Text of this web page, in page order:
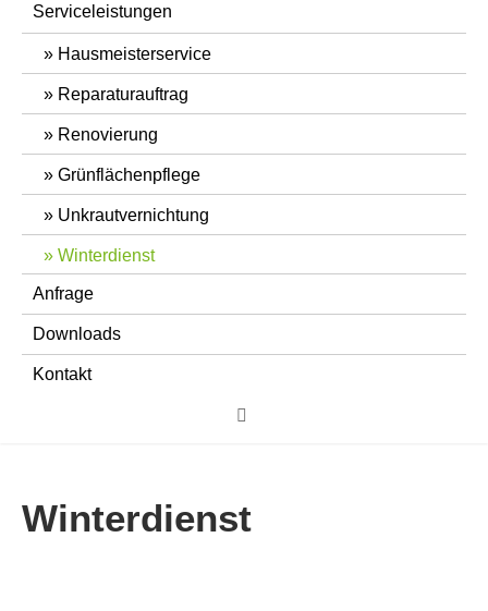
Serviceleistungen
Hausmeisterservice
Reparaturauftrag
Renovierung
Grünflächenpflege
Unkrautvernichtung
Winterdienst
Anfrage
Downloads
Kontakt
Winterdienst